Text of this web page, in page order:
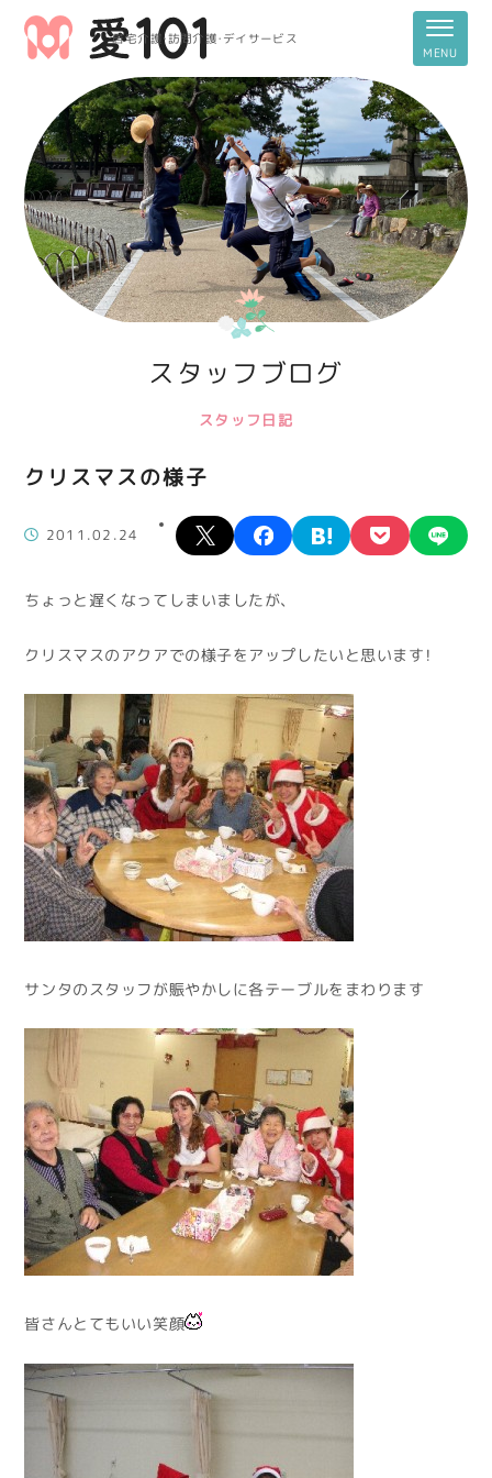
居宅介護・訪問介護・デイサービス
スタッフブログ
スタッフ日記
クリスマスの様子
2011.02.24
X facebookhatena pocket
ちょっと遅くなってしまいましたが、
クリスマスのアクアでの様子をアップしたいと思います！
サンタのスタッフが賑やかしに各テーブルをまわります
皆さんとてもいい笑顔